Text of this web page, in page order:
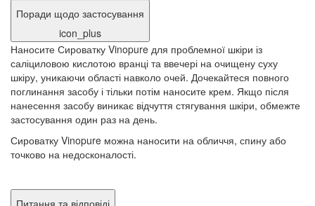
Поради щодо застосування
icon_plus
Наносите Сироватку Vinopure для проблемної шкіри із
саліциловою кислотою вранці та ввечері на очищену суху
шкіру, уникаючи області навколо очей. Дочекайтеся повного
поглинання засобу і тільки потім наносите крем. Якщо після
нанесення засобу виникає відчуття стягування шкіри, обмежте
застосування один раз на день.
Сироватку Vinopure можна наносити на обличчя, спину або
точково на недосконалості.
Питання та відповіді